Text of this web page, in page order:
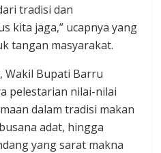
tradisi dan
kita jaga,” ucapnya yang
tangan masyarakat.
Wakil Bupati Barru
pelestarian nilai-nilai
dalam tradisi makan
adat, hingga
yang sarat makna